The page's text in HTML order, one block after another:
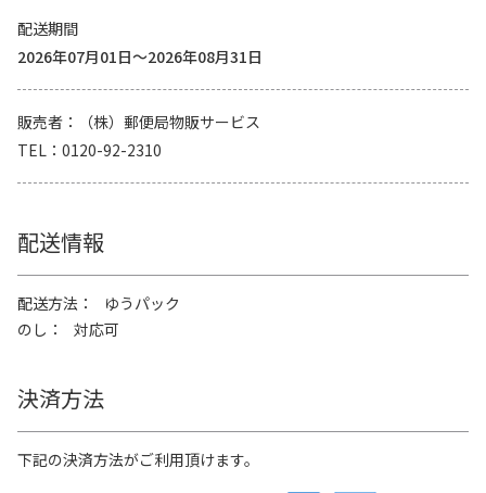
配送期間
2026年07月01日～2026年08月31日
販売者
（株）郵便局物販サービス
TEL
0120-92-2310
配送情報
配送方法
ゆうパック
のし
対応可
決済方法
下記の決済方法がご利用頂けます。